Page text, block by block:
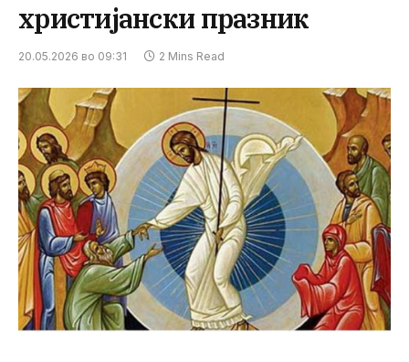
христијански празник
20.05.2026 во 09:31 2 Mins Read